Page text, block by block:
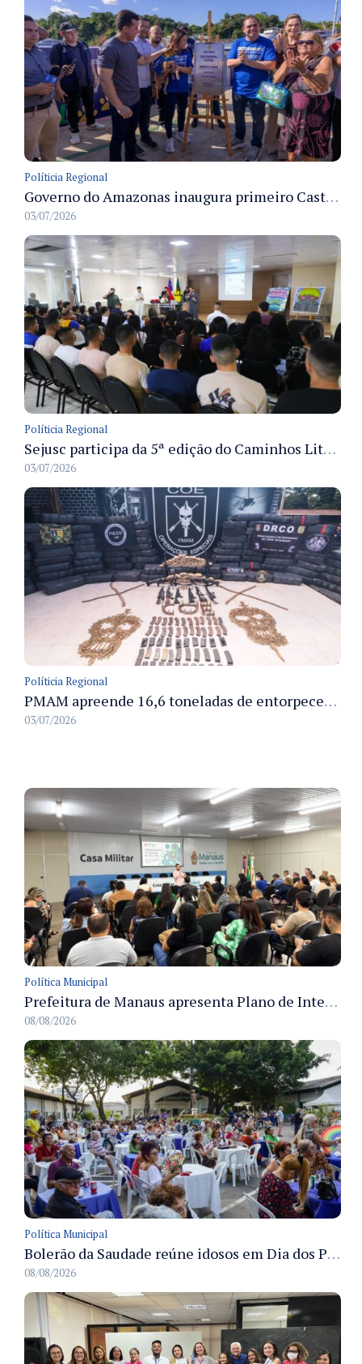
Políticia Regional
Governo do Amazonas inaugura primeiro Castramóvel Fluvial para atendimento veterinário às comunidades ribeirinhas e castração gratuita
03/07/2026
Políticia Regional
Sejusc participa da 5ª edição do Caminhos Literários com foco na cultura hip-hop nas unidades socioeducativas
03/07/2026
Políticia Regional
PMAM apreende 16,6 toneladas de entorpecentes e registra aumento nas prisões em flagrante e nas capturas de foragidos no primeiro semestre de 2026
03/07/2026
Política Municipal
Prefeitura de Manaus apresenta Plano de Integridade da CGM e qualifica servidores para governança e conformidade no biênio 2027-2028
08/08/2026
Política Municipal
Bolerão da Saudade reúne idosos em Dia dos Pais promovido pela Fundação Dr. Thomas em Manaus
08/08/2026